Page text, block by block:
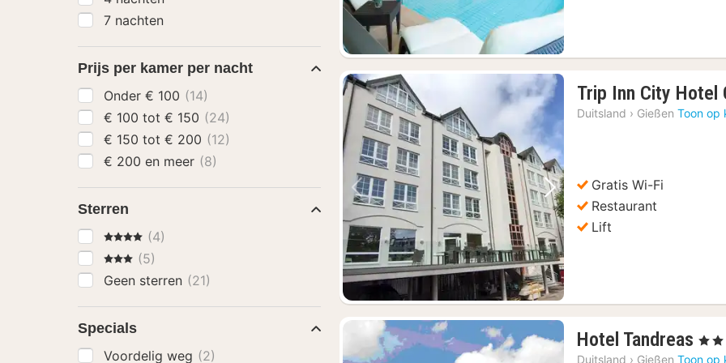
Vorige foto Volgende foto
Trip Inn City Hotel
Duitsland › Gießen Toon op
Gratis Wi-Fi
Restaurant
Lift
Hotel Tandreas 2
, 4
Duitsland › Gießen Toon op
7 nachten
Prijs per kamer per nacht
Onder € 100 (14)
€ 100 tot € 150 (24)
€ 150 tot € 200 (12)
€ 200 en meer (8)
Sterren
4 Sterren
(4)
3 Sterren
(5)
Geen sterren (21)
Specials
Voordelig weg (2)